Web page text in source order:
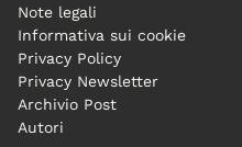
Note legali
Informativa sui cookie
Privacy Policy
Privacy Newsletter
Archivio Post
Autori